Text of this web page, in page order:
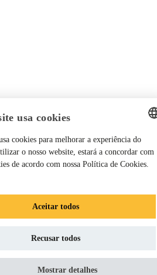
ENGLISH
GERMAN
usa cookies
cookies para melhorar a experiência do
o nosso website, estará a concordar com
de acordo com nossa Política de Cookies.
Aceitar todos
Recusar todos
Mostrar detalhes